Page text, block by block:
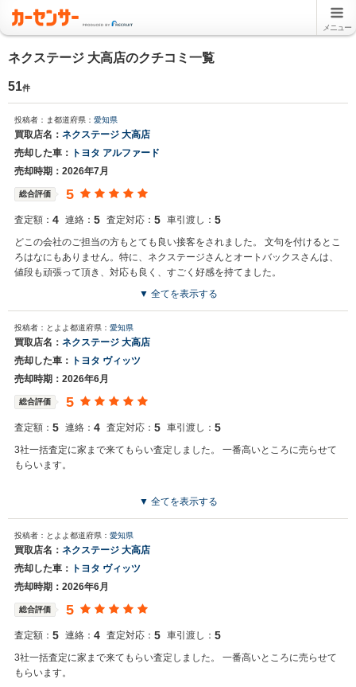
メニュー
ネクステージ 大高店のクチコミ一覧
51件
投稿者：ま都道府県： 愛知県
買取店名： ネクステージ 大高店
売却した車：
トヨタ アルファード
売却時期：2026年7月
総合評価 5
査定額： 4 連絡： 5 査定対応： 5 車引渡し： 5
どこの会社のご担当の方もとても良い接客をされました。 文句を付けるとこ
ろはなにもありません。特に、ネクステージさんとオートバックスさんは、
値段も頑張って頂き、対応も良く、すごく好感を持てました。
▼ 全てを表示する
投稿者：とよよ都道府県： 愛知県
買取店名： ネクステージ 大高店
売却した車：
トヨタ ヴィッツ
売却時期：2026年6月
総合評価 5
査定額： 5 連絡： 4 査定対応： 5 車引渡し： 5
3社一括査定に家まで来てもらい査定しました。 一番高いところに売らせて
もらいます。
▼ 全てを表示する
投稿者：とよよ都道府県： 愛知県
買取店名： ネクステージ 大高店
売却した車：
トヨタ ヴィッツ
売却時期：2026年6月
総合評価 5
査定額： 5 連絡： 4 査定対応： 5 車引渡し： 5
3社一括査定に家まで来てもらい査定しました。 一番高いところに売らせて
もらいます。